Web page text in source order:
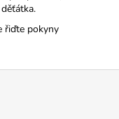
řiďte pokyny